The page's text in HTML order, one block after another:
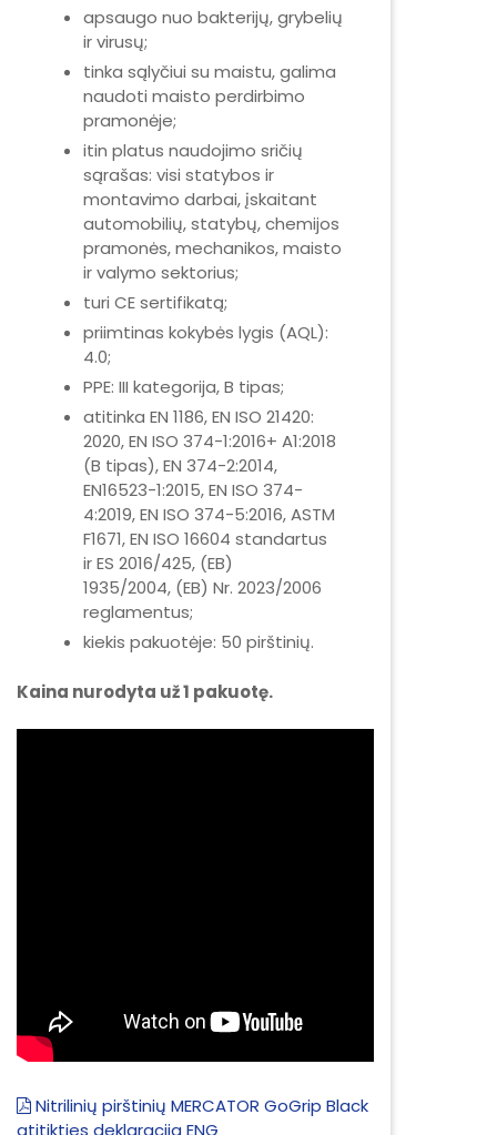
apsaugo nuo bakterijų, grybelių
ir virusų;
tinka sąlyčiui su maistu, galima
naudoti maisto perdirbimo
pramonėje;
itin platus naudojimo sričių
sąrašas: visi statybos ir
montavimo darbai, įskaitant
automobilių, statybų, chemijos
pramonės, mechanikos, maisto
ir valymo sektorius;
turi CE sertifikatą;
priimtinas kokybės lygis (AQL):
4.0;
PPE: III kategorija, B tipas;
atitinka EN 1186, EN ISO 21420:
2020, EN ISO 374-1:2016+ A1:2018
(B tipas), EN 374-2:2014,
EN16523-1:2015, EN ISO 374-
4:2019, EN ISO 374-5:2016, ASTM
F1671, EN ISO 16604 standartus
ir ES 2016/425, (EB)
1935/2004, (EB) Nr. 2023/2006
reglamentus;
kiekis pakuotėje: 50 pirštinių.
Kaina nurodyta už 1 pakuotę.
Nitrilinių pirštinių MERCATOR GoGrip Black
atitikties deklaracija ENG